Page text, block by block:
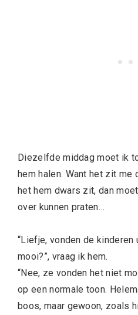
Diezelfde middag moet ik
hem halen. Want het zit
het hem dwars zit, dan
over kunnen praten…
“Liefje, vonden de
mooi?”, vraag ik hem.
“Nee, ze vonden het niet
op een normale toon.
boos, maar gewoon, zoals